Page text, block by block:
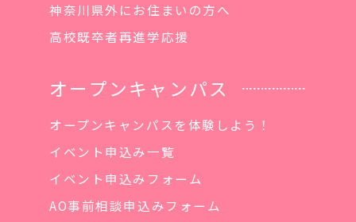
神奈川県外にお住まいの方へ
高校既卒者再進学応援
オープンキャンパス
オープンキャンパスを体験しよう！
イベント申込み一覧
イベント申込みフォーム
AO事前相談申込みフォーム